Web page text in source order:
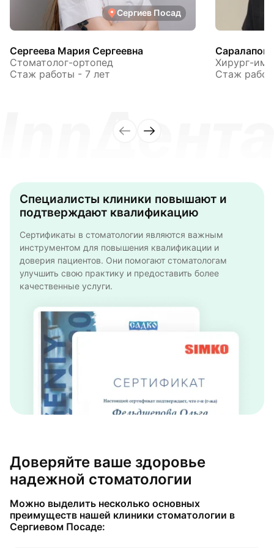
Сергиев Посад
Сергеева Мария Сергеевна
Стоматолог-ортопед
Стаж работы - 7 лет
Саралапов
Хирург-
Стаж
Специалисты клиники повышают и
подтверждают квалификацию
Cертификаты в стоматологии являются важным
инструментом для повышения квалификации и
доверия пациентов. Они помогают стоматологам
улучшить свою практику и предоставить более
качественные услуги.
Доверяйте ваше здоровье
надежной стоматологии
Можно выделить несколько основных
преимуществ нашей клиники стоматологии в
Сергиевом Посаде: